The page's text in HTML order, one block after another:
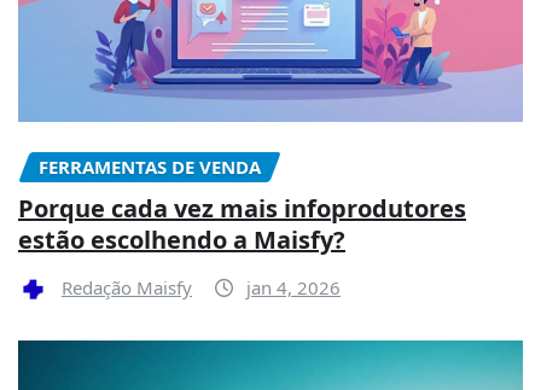
FERRAMENTAS DE VENDA
Porque cada vez mais infoprodutores
estão escolhendo a Maisfy?
Redação Maisfy jan 4, 2026